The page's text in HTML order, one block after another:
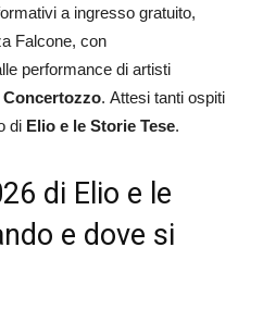
a ingresso gratuito,
Falcone, con
performance di artisti
Concertozzo. Attesi tanti ospiti
di Elio e le Storie Tese.
di Elio e le
e dove si